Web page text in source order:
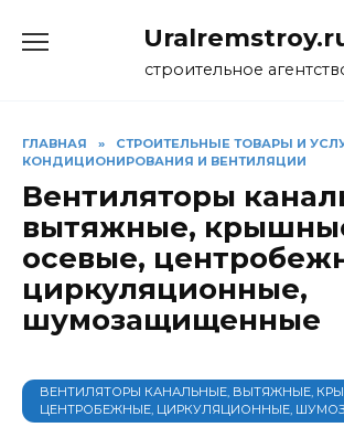
строительное
ГЛАВНАЯ » CТРОИТЕЛЬНЫЕ ТОВАРЫ И
КОНДИЦИОНИРОВАНИЯ И ВЕНТИЛЯЦИИ
Вентиляторы
вытяжные,
осевые,
циркуляционные,
шумозащищенные
ВЕНТИЛЯТОРЫ КАНАЛЬНЫЕ, ВЫТЯЖНЫЕ,
ЦЕНТРОБЕЖНЫЕ, ЦИРКУЛЯЦИОННЫЕ,